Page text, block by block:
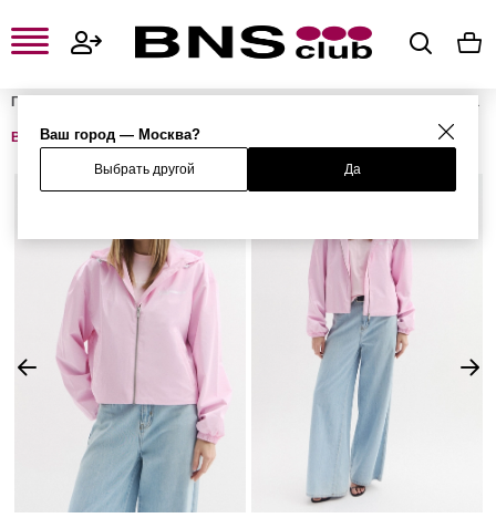
Ваш город — Москва?
Выбрать другой Да
Главная
Женская одежда
Ветровка